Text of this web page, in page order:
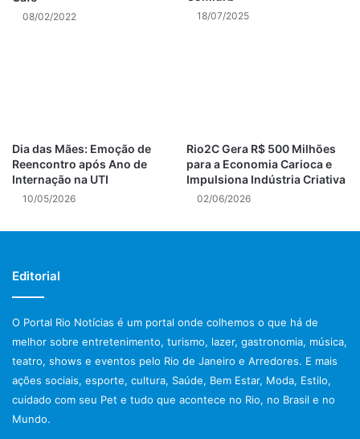
Prefeitura do Rio de Janeiro
previsão do tempo rio de janeiro
protestos rio de janeiro hoje
violência no rio de janeiro
08/02/2022 18/07/2025
Dia das Mães: Emoção de
Reencontro após Ano de
Internação na UTI
10/05/2026
Rio2C Gera R$ 500 Milhões
para a Economia Carioca e
Impulsiona Indústria Criativa
02/06/2026
Editorial
O Portal Rio Notícias é um portal onde colhemos o que há de
melhor sobre entretenimento, turismo, lazer, gastronomia, música,
teatro, shows e eventos pelo Rio de Janeiro e Arredores. E mais
ações sociais, esporte, cultura, Saúde, Bem Estar, Moda, Estilo,
cuidado com seu Pet e tudo que acontece no Rio, no Brasil e no
Mundo.